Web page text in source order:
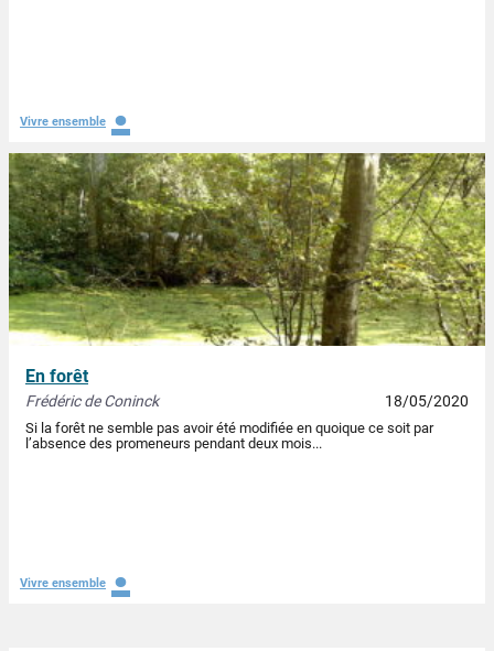
Vivre ensemble .
En forêt
18/05/2020
Frédéric de Coninck
Si la forêt ne semble pas avoir été modifiée en quoique ce soit par
l’absence des promeneurs pendant deux mois...
Vivre ensemble .